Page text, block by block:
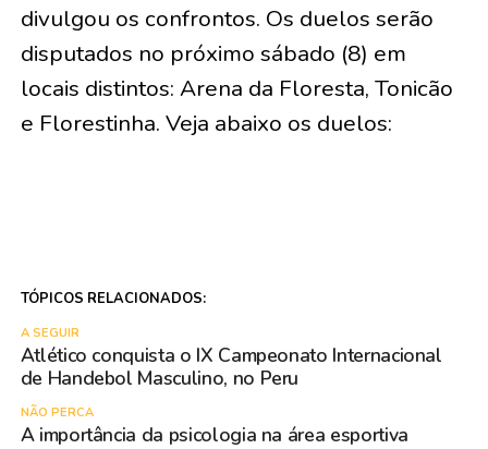
divulgou os confrontos. Os duelos serão
disputados no próximo sábado (8) em
locais distintos: Arena da Floresta, Tonicão
e Florestinha. Veja abaixo os duelos:
TÓPICOS RELACIONADOS:
A SEGUIR
Atlético conquista o IX Campeonato Internacional
de Handebol Masculino, no Peru
NÃO PERCA
A importância da psicologia na área esportiva